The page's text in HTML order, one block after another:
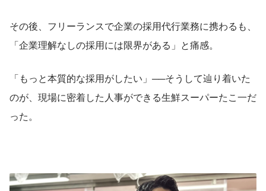
その後、フリーランスで企業の採用代行業務に携わるも、
「企業理解なしの採用には限界がある」と痛感。
「もっと本質的な採用がしたい」──そうして辿り着いた
のが、現場に密着した人事ができる生鮮スーパーたこ一だ
った。